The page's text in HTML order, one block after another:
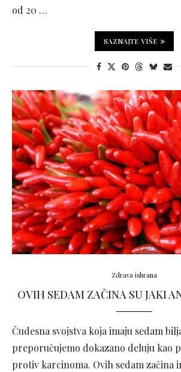
od 20 …
SAZNAJTE VIŠE
Zdrava ishrana
OVIH SEDAM ZAČINA SU JAKI
Čudesna svojstva koja imaju sedam
preporučujemo dokazano deluju kao
protiv karcinoma. Ovih sedam začina